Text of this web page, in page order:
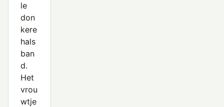
le
don
kere
hals
ban
d.
Het
vrou
wtje